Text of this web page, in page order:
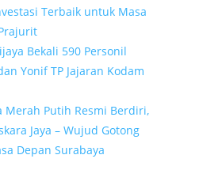
Terbaik untuk Masa
Bekali 590 Personil
Yonif TP Jajaran Kodam
Merah Putih Resmi Berdiri,
Jaya – Wujud Gotong
Depan Surabaya